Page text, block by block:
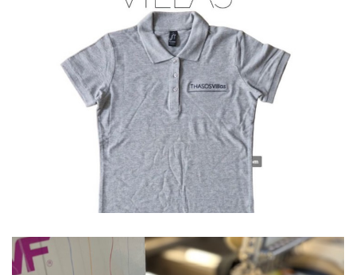
Polo Ξενοδοχεία